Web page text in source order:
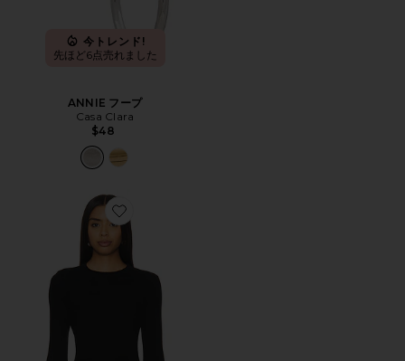
今トレンド!
先ほど6点売れました
ANNIE フープ
Casa Clara
$48
Favorite VERONA シャツ